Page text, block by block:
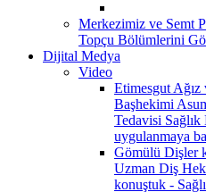
Merkezimiz ve Semt
Topçu Bölümlerini
Dijital Medya
Video
Etimesgut Ağız
Başhekimi
Tedavisi Sağlık
uygulanmaya
Gömülü Dişler
Uzman Diş
konuştuk -